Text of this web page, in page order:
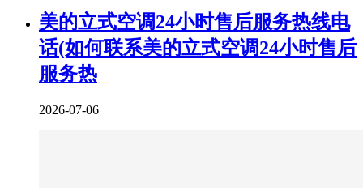
美的立式空调24小时售后服务热线电
话(如何联系美的立式空调24小时售后
服务热
2026-07-06